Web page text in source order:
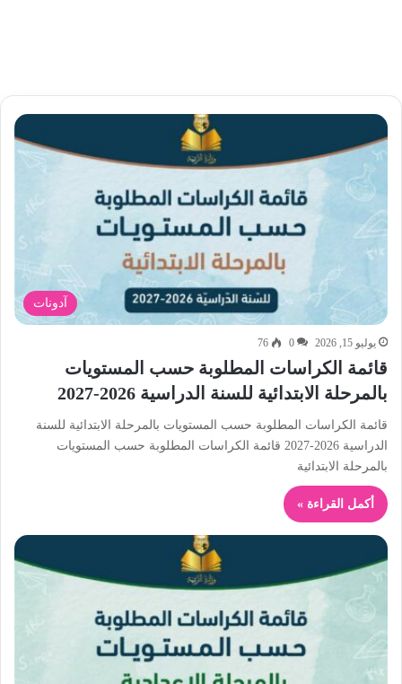
آدونات
يوليو 15, 2026 0
76
قائمة الكراسات المطلوبة حسب المستويات
بالمرحلة الابتدائية للسنة الدراسية 2026-2027
قائمة الكراسات المطلوبة حسب المستويات بالمرحلة الابتدائية للسنة
الدراسية 2026-2027 قائمة الكراسات المطلوبة حسب المستويات
بالمرحلة الابتدائية
أكمل القراءة »